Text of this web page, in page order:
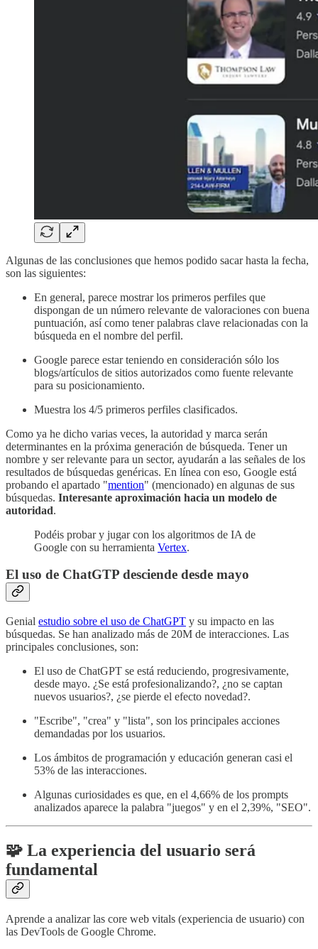
Algunas de las conclusiones que hemos podido sacar hasta la fecha,
son las siguientes:
En general, parece mostrar los primeros perfiles que
dispongan de un número relevante de valoraciones con buena
puntuación, así como tener palabras clave relacionadas con la
búsqueda en el nombre del perfil.
Google parece estar teniendo en consideración sólo los
blogs/artículos de sitios autorizados como fuente relevante
para su posicionamiento.
Muestra los 4/5 primeros perfiles clasificados.
Como ya he dicho varias veces, la autoridad y marca serán
determinantes en la próxima generación de búsqueda. Tener un
nombre y ser relevante para un sector, ayudarán a las señales de los
resultados de búsquedas genéricas. En línea con eso, Google está
probando el apartado "mention" (mencionado) en algunas de sus
búsquedas. Interesante aproximación hacia un modelo de
autoridad.
Podéis probar y jugar con los algoritmos de IA de
Google con su herramienta Vertex.
El uso de ChatGTP desciende desde mayo
Genial estudio sobre el uso de ChatGPT y su impacto en las
búsquedas. Se han analizado más de 20M de interacciones. Las
principales conclusiones, son:
El uso de ChatGPT se está reduciendo, progresivamente,
desde mayo. ¿Se está profesionalizando?, ¿no se captan
nuevos usuarios?, ¿se pierde el efecto novedad?.
"Escribe", "crea" y "lista", son los principales acciones
demandadas por los usuarios.
Los ámbitos de programación y educación generan casi el
53% de las interacciones.
Algunas curiosidades es que, en el 4,66% de los prompts
analizados aparece la palabra "juegos" y en el 2,39%, "SEO".
🧩 La experiencia del usuario será
fundamental
Aprende a analizar las core web vitals (experiencia de usuario) con
las DevTools de Google Chrome.